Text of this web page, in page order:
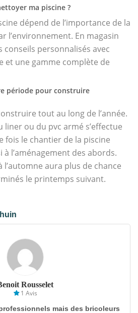
ma piscine ?
dépend de l’importance de la
l’environnement. En magasin
personnalisés avec
et une gamme complète de
période pour construire
tout au long de l’année.
liner ou du pvc armé s’effectue
fois le chantier de la piscine
l’aménagement des abords.
l’automne aura plus de chance
le printemps suivant.
Rousselet
1 Avis
mais des bricoleurs